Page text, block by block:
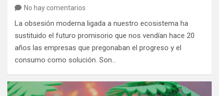
No hay comentarios
La obsesión moderna ligada a nuestro ecosistema ha
sustituido el futuro promisorio que nos vendían hace 20
años las empresas que pregonaban el progreso y el
consumo como solución. Son…